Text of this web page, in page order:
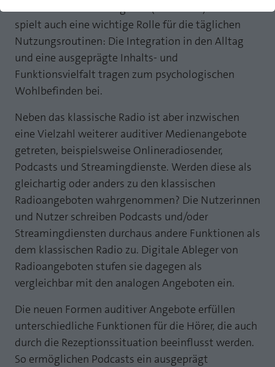
MP auf Mastodon
MP auf LinkedIn
Newsletter
Viertel der Bevölkerung. Das (klassische) Radio
spielt auch eine wichtige Rolle für die täglichen
Nutzungsroutinen: Die Integration in den Alltag
und eine ausgeprägte Inhalts- und
Funktionsvielfalt tragen zum psychologischen
Wohlbefinden bei.
Neben das klassische Radio ist aber inzwischen
eine Vielzahl weiterer auditiver Medienangebote
getreten, beispielsweise Onlineradiosender,
Podcasts und Streamingdienste. Werden diese als
gleichartig oder anders zu den klassischen
Radioangeboten wahrgenommen? Die Nutzerinnen
und Nutzer schreiben Podcasts und/oder
Streamingdiensten durchaus andere Funktionen als
dem klassischen Radio zu. Digitale Ableger von
Radioangeboten stufen sie dagegen als
vergleichbar mit den analogen Angeboten ein.
Die neuen Formen auditiver Angebote erfüllen
unterschiedliche Funktionen für die Hörer, die auch
durch die Rezeptionssituation beeinflusst werden.
So ermöglichen Podcasts ein ausgeprägt
Webseite einwandfrei funktioniert.
Name fe_typo_user
Laufzeit
Zweck
Dieses Cookie ist ein Standard-Session-
Cookie von TYPO3. Es speichert im Falle
eines Benutzer-Logins die Session ID
wiedererkannt wird, um ihm Zugang zu
geschützten Bereichen zu gewähren.
Anbieter php
Laufzeit Ende der Sitzung
Zweck PHPs Standard Sitzungs Identifikation
Cookie-Informationen anzeigen
Statistik und Performance mit AT INTERNET
CROSS-DEVICE ANALYTICS LÖSUNG
Name atidvisitor
Anbieter AT INTERNET
Laufzeit 1 Jahr
Zweck
Cookie von AT INTERNET zur Steuerung der
erweiterten Script- und Ereignisbehandlung
Name atuserid
Anbieter AT INTERNET
Zweck
Cookie von AT INTERNET zur Steuerung der
erweiterten Script- und Ereignisbehandlung
Cookie-Informationen anzeigen